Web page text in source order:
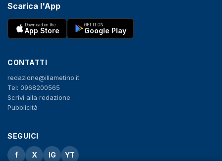
Scarica l'App
Download on the
App Store
GET IT ON
Google Play
CONTATTI
redazione@illametino.it
Tel: 0968200565
Scrivi alla redazione
Pubblicità
SEGUICI
f X IG YT